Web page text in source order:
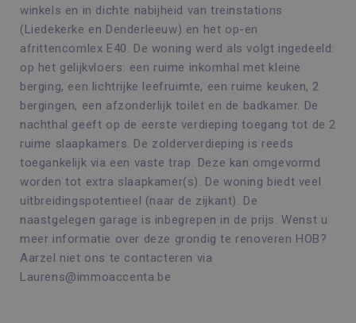
winkels en in dichte nabijheid van treinstations
(Liedekerke en Denderleeuw) en het op-en
afrittencomlex E40. De woning werd als volgt ingedeeld:
op het gelijkvloers: een ruime inkomhal met kleine
berging, een lichtrijke leefruimte, een ruime keuken, 2
bergingen, een afzonderlijk toilet en de badkamer. De
nachthal geeft op de eerste verdieping toegang tot de 2
ruime slaapkamers. De zolderverdieping is reeds
toegankelijk via een vaste trap. Deze kan omgevormd
worden tot extra slaapkamer(s). De woning biedt veel
uitbreidingspotentieel (naar de zijkant). De
naastgelegen garage is inbegrepen in de prijs. Wenst u
meer informatie over deze grondig te renoveren HOB?
Aarzel niet ons te contacteren via
Laurens@immoaccenta.be